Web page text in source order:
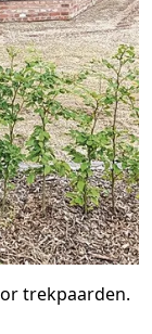
trekpaarden.